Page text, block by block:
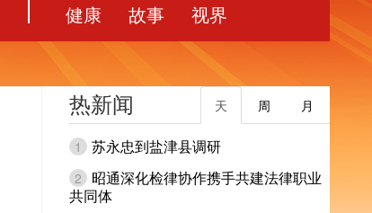
健康
故事 视界
热新闻 月
周
天
1 苏永忠到盐津县调研
2
昭通深化检律协作携手共建法律职业
共同体